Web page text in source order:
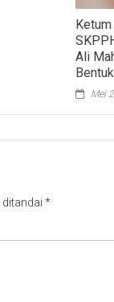
Ali
Mei
ditandai *